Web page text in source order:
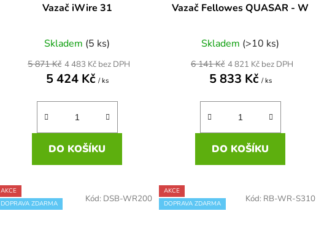
Vazač iWire 31
Skladem (5 ks)
4 483 Kč bez DPH
5 424 Kč / ks
5 871 Kč
DO KOŠÍKU
Vazač Fellowes QUASAR - W
Skladem (>10 ks)
4 821 Kč bez DPH
5 833 Kč / ks
6 141 Kč
DO KOŠÍKU
AKCE
DOPRAVA ZDARMA
Kód: DSB-WR200
AKCE
DOPRAVA ZDARMA
Kód: RB-WR-S310